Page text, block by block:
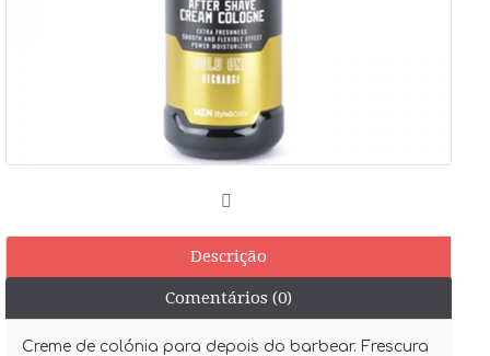
Descrição
Comentários (0)
Creme de colónia para depois do barbear. Frescura